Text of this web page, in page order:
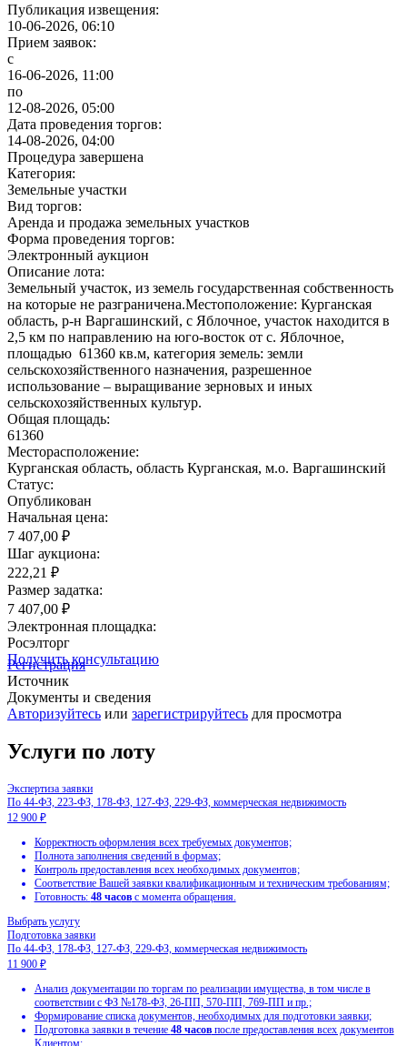
Публикация извещения:
10-06-2026, 06:10
Прием заявок:
с
16-06-2026, 11:00
по
12-08-2026, 05:00
Дата проведения торгов:
14-08-2026, 04:00
Процедура завершена
Категория:
Земельные участки
Вид торгов:
Аренда и продажа земельных участков
Форма проведения торгов:
Электронный аукцион
Описание лота:
Земельный участок, из земель государственная собственность
на которые не разграничена.Местоположение: Курганская
область, р-н Варгашинский, с Яблочное, участок находится в
2,5 км по направлению на юго-восток от с. Яблочное,
площадью 61360 кв.м, категория земель: земли
сельскохозяйственного назначения, разрешенное
использование – выращивание зерновых и иных
сельскохозяйственных культур.
Общая площадь:
61360
Месторасположение:
Курганская область, область Курганская, м.о. Варгашинский
Статус:
Опубликован
Начальная цена:
7 407,00 ₽
Шаг аукциона:
222,21 ₽
Размер задатка:
7 407,00 ₽
Электронная площадка:
Росэлторг
Получить консультацию
Регистрация
Источник
Документы и сведения
Авторизуйтесь или зарегистрируйтесь для просмотра
Услуги по лоту